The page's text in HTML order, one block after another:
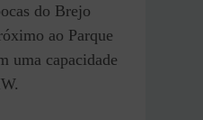
do Brejo
ao Parque
uma capacidade